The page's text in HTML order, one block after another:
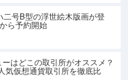
二号B型の浮世絵木版画が登
ら予約開始
はどこの取引所がオススメ？
気仮想通貨取引所を徹底比